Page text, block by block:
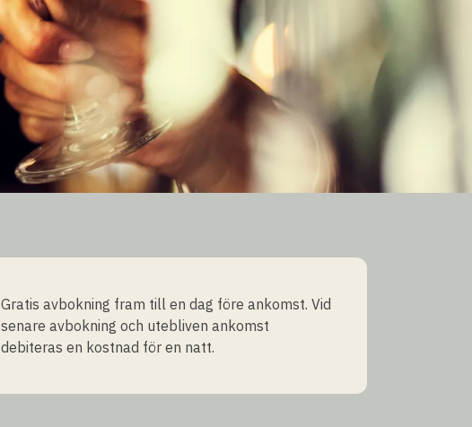
Gratis avbokning fram till en dag före ankomst. Vid
senare avbokning och utebliven ankomst
debiteras en kostnad för en natt.